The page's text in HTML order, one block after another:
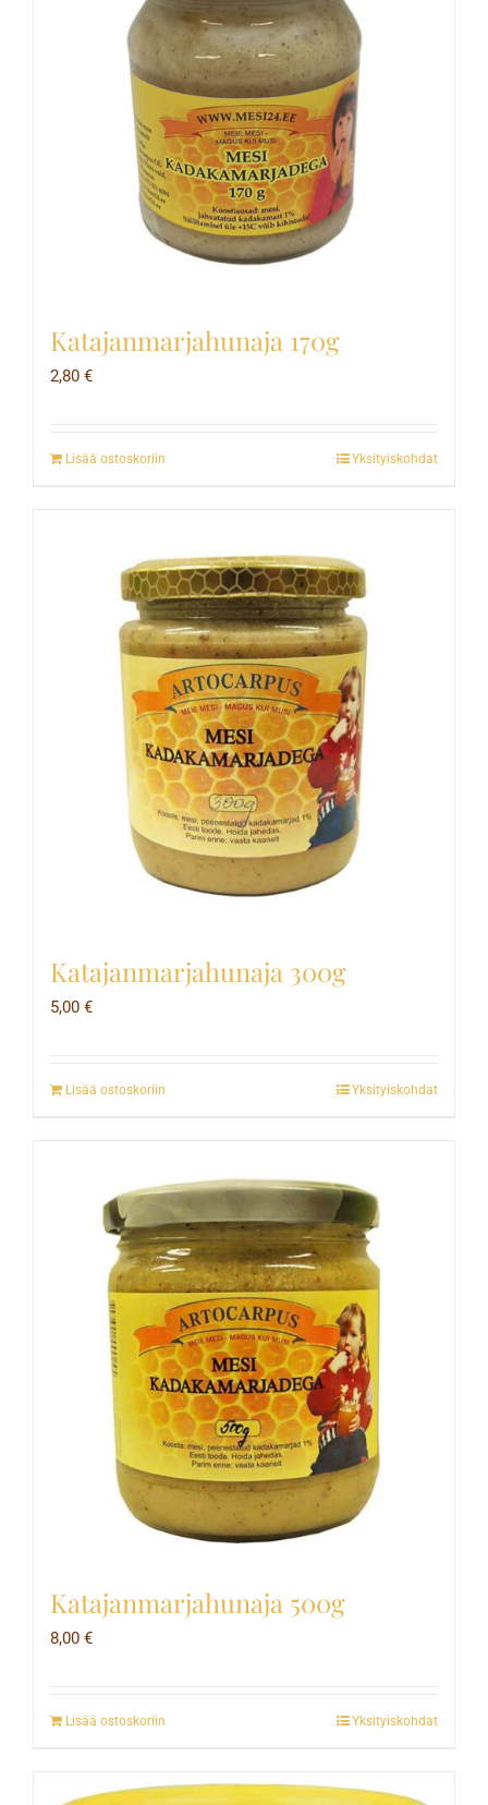
Katajanmarjahunaja 170g
2,80 €
Lisää ostoskoriin Yksityiskohdat
Katajanmarjahunaja 300g
5,00 €
Lisää ostoskoriin Yksityiskohdat
Katajanmarjahunaja 500g
8,00 €
Lisää ostoskoriin Yksityiskohdat